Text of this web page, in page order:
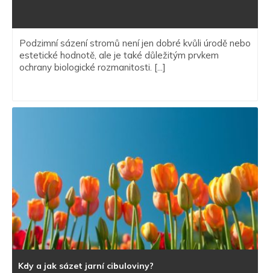
Podzimní sázení stromů není jen dobré kvůli úrodě nebo
estetické hodnotě, ale je také důležitým prvkem
ochrany biologické rozmanitosti. [...]
Kdy a jak sázet jarní cibuloviny?